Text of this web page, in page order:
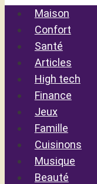
Maison
Confort
Santé
Articles
High tech
Finance
Jeux
Famille
Cuisinons
Musique
Beauté